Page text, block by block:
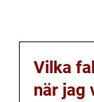
Vilka
när jag